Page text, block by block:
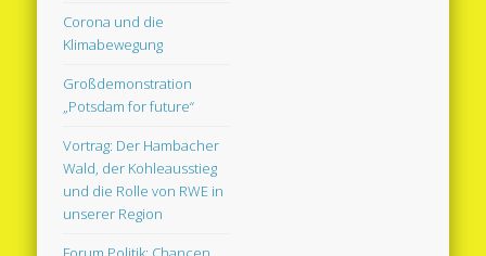
Corona und die
Klimabewegung
Großdemonstration
„Potsdam for future“
Vortrag: Der Hambacher
Wald, der Kohleausstieg
und die Rolle von RWE in
unserer Region